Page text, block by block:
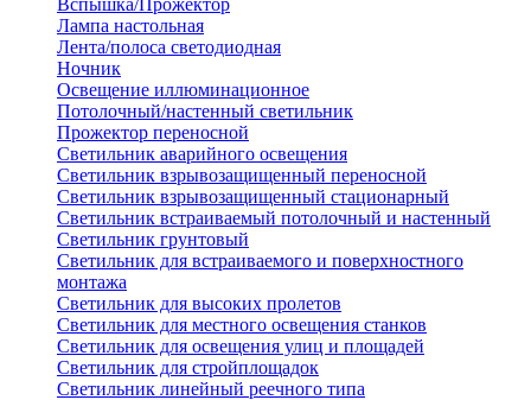
Лампа настольная
Лента/полоса светодиодная
Ночник
Освещение иллюминационное
Потолочный/настенный светильник
Прожектор переносной
Светильник аварийного освещения
Светильник взрывозащищенный переносной
Светильник взрывозащищенный стационарный
Светильник встраиваемый потолочный и настенный
Светильник грунтовый
Светильник для встраиваемого и поверхностного
монтажа
Светильник для высоких пролетов
Светильник для местного освещения станков
Светильник для освещения улиц и площадей
Светильник для стройплощадок
Светильник линейный реечного типа